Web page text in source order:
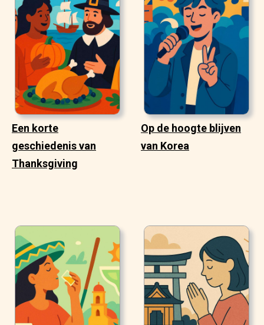
Een korte
geschiedenis van
Thanksgiving
Op de hoogte blijven
van Korea